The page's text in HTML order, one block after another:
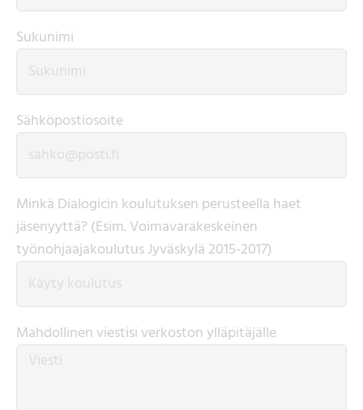
Sukunimi
Sähköpostiosoite
Minkä Dialogicin koulutuksen perusteella haet
jäsenyyttä? (Esim. Voimavarakeskeinen
työnohjaajakoulutus Jyväskylä 2015-2017)
Mahdollinen viestisi verkoston ylläpitäjälle